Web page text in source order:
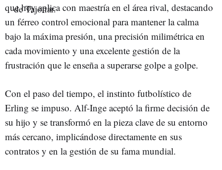
que hoy aplica con maestría en el área rival, destacando
un férreo control emocional para mantener la calma
bajo la máxima presión, una precisión milimétrica en
cada movimiento y una excelente gestión de la
frustración que le enseña a superarse golpe a golpe.
Con el paso del tiempo, el instinto futbolístico de
Erling se impuso. Alf-Inge aceptó la firme decisión de
su hijo y se transformó en la pieza clave de su entorno
más cercano, implicándose directamente en sus
contratos y en la gestión de su fama mundial.